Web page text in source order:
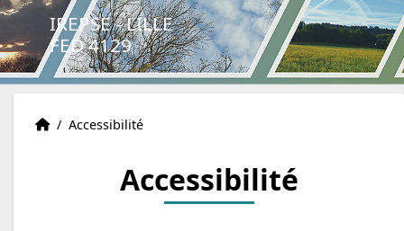
IREPSE - LILLE
FED 4129
Accueil
Accueil
/ Accessibilité
Accessibilité